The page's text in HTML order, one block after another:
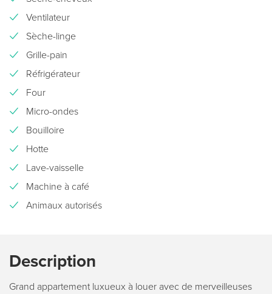
Ventilateur
Sèche-linge
Grille-pain
Réfrigérateur
Four
Micro-ondes
Bouilloire
Hotte
Lave-vaisselle
Machine à café
Animaux autorisés
Description
Grand appartement luxueux à louer avec de merveilleuses